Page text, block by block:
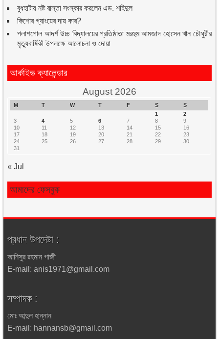
বুধহাটায় নষ্ট রাস্তা সংস্কার করলেন এড. শহিদুল
কিশোর গ্যাংয়ের দায় কার?
পলাশপোল আদর্শ উচ্চ বিদ্যালয়ের প্রতিষ্ঠাতা মরহুম আমজাদ হোসেন খান চৌধুরীর
মৃত্যুবার্ষিকী উপলক্ষে আলোচনা ও দোয়া
আর্কাইভ ক্যালেন্ডার
August 2026
M T W T F S
S
1
2
3
4 5 6 7 8
9
10
11 12 13 14 15
16
17
18 19 20 21 22
23
24
25 26 27 28 29
30
31
« Jul
আমাদের ফেসবুক
প্রধান উপদেষ্টা :
আনিসুর রহমান গাজী
E-mail: anis1971@gmail.com
সম্পাদক :
মোঃ আব্দুল হান্নান
E-mail: hannansb@gmail.com